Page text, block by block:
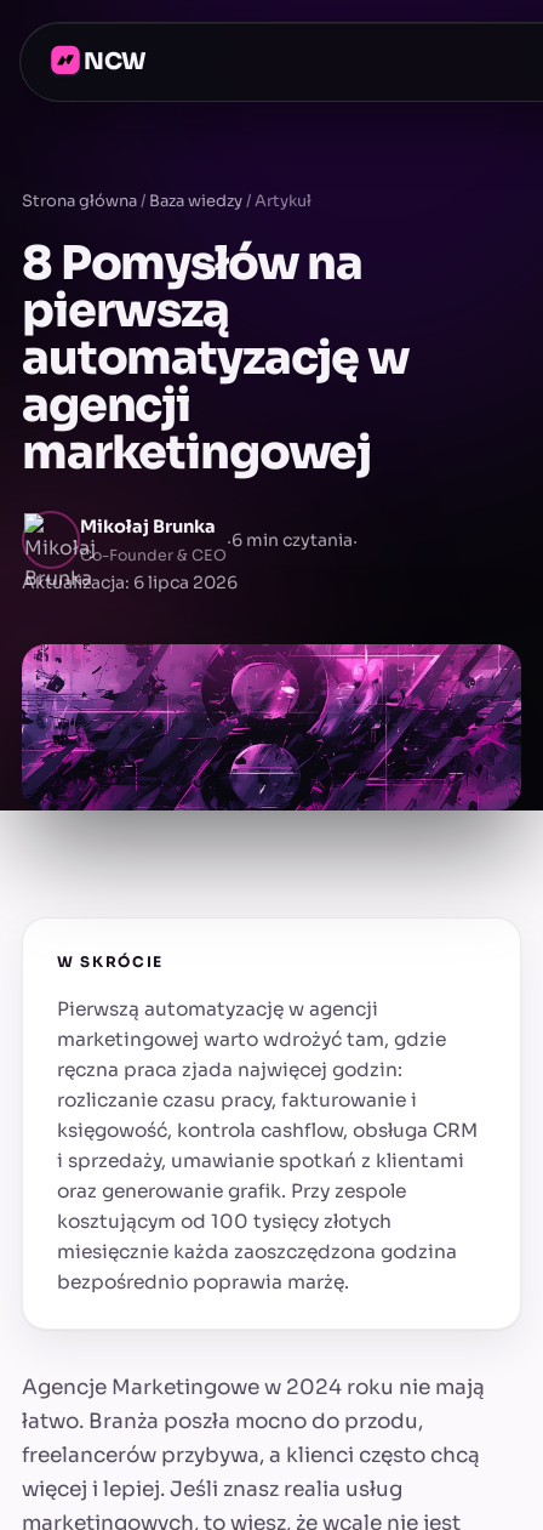
NCW
Strona główna/ Baza wiedzy/Artykuł
8 Pomysłów na
pierwszą
automatyzację w
agencji
marketingowej
Mikołaj Brunka
Co-Founder & CEO
·6 min czytania·
Aktualizacja: 6 lipca 2026
W SKRÓCIE
Pierwszą automatyzację w agencji
marketingowej warto wdrożyć tam, gdzie
ręczna praca zjada najwięcej godzin:
rozliczanie czasu pracy, fakturowanie i
księgowość, kontrola cashflow, obsługa CRM
i sprzedaży, umawianie spotkań z klientami
oraz generowanie grafik. Przy zespole
kosztującym od 100 tysięcy złotych
miesięcznie każda zaoszczędzona godzina
bezpośrednio poprawia marżę.
Agencje Marketingowe w 2024 roku nie mają
łatwo. Branża poszła mocno do przodu,
freelancerów przybywa, a klienci często chcą
więcej i lepiej. Jeśli znasz realia usług
marketingowych, to wiesz, że wcale nie jest